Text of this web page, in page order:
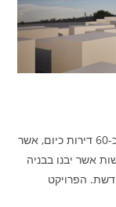
מתחם התחדשות עירונית הכולל שישה בניינים וכ-60 דירות כיום, אשר
כ- 160 דירות חדשות אשר יבנו בבניה
הפרויקט